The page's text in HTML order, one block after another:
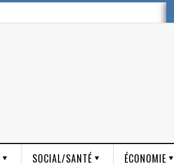
SOCIAL/SANTÉ ÉCONOMIE